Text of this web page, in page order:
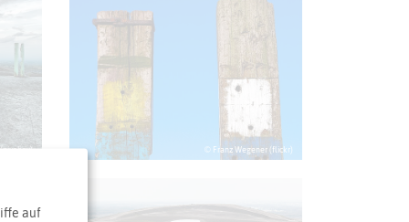
© Franz Wegener (flickr)
auf